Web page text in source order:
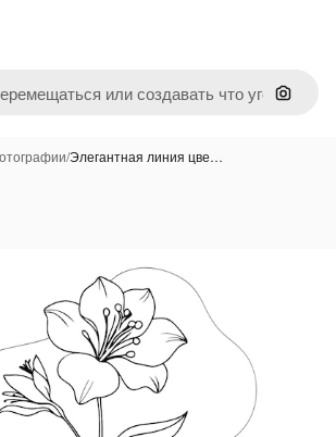
Поиск
/Элегантная линия цве…